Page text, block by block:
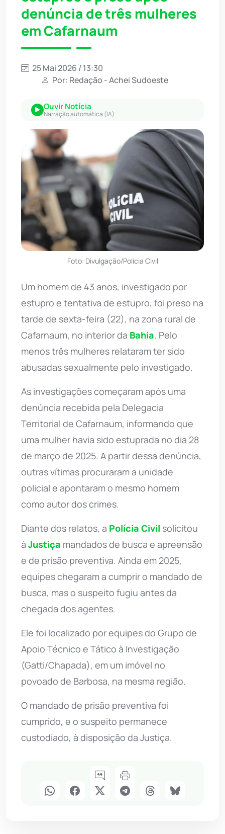
denúncia de três mulheres
em Cafarnaum
25 Mai 2026 / 13:30
Por: Redação - Achei Sudoeste
Ouvir Notícia
Narração automática (IA)
Foto: Divulgação/Polícia Civil
Um homem de 43 anos, investigado por
estupro e tentativa de estupro, foi preso na
tarde de sexta-feira (22), na zona rural de
Cafarnaum, no interior da Bahia. Pelo
menos três mulheres relataram ter sido
abusadas sexualmente pelo investigado.
As investigações começaram após uma
denúncia recebida pela Delegacia
Territorial de Cafarnaum, informando que
uma mulher havia sido estuprada no dia 28
de março de 2025. A partir dessa denúncia,
outras vítimas procuraram a unidade
policial e apontaram o mesmo homem
como autor dos crimes.
Diante dos relatos, a Polícia Civil solicitou
à Justiça mandados de busca e apreensão
e de prisão preventiva. Ainda em 2025,
equipes chegaram a cumprir o mandado de
busca, mas o suspeito fugiu antes da
chegada dos agentes.
Ele foi localizado por equipes do Grupo de
Apoio Técnico e Tático à Investigação
(Gatti/Chapada), em um imóvel no
povoado de Barbosa, na mesma região.
O mandado de prisão preventiva foi
cumprido, e o suspeito permanece
custodiado, à disposição da Justiça.